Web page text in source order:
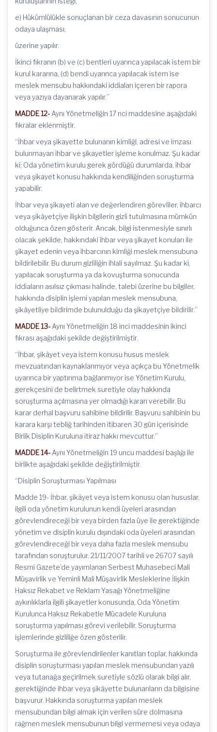
e) Hükümlülükle sonuçlanan bir ceza davasının sonucunun
odaya ulaşması,
üzerine yapılır.
İkinci fıkranın (b) ve (c) bentleri uyarınca yapılacak istem bir
kurul kararına, (d) bendi uyarınca yapılacak istem ise
meslek mensubu hakkındaki iddiaları içeren bir rapora
veya yazıya dayanarak yapılır.”
MADDE 12- Aynı Yönetmeliğin 17 nci maddesine aşağıdaki
fıkralar eklenmiştir.
“İhbar veya şikayette bulunanın kimliği, adresi ve imzası
bulunmayan ihbar ve şikayetler işleme konulmaz. Şu kadar
ki; Oda yönetim kurulu gerek gördüğü durumlarda, ihbar
veya şikayet konusu hakkında kendiliğinden soruşturma
yapabilir.
İhbar veya şikayeti alan ve değerlendiren görevliler, ihbarcı
veya şikâyetçiye ilişkin bilgilerin gizli tutulmasına mümkün
olduğunca özen gösterir. Ancak, bilgi istenmesiyle sınırlı
olacak şekilde, hakkındaki ihbar veya şikayet konuları ile
şikayet edenin veya ihbarcının kimliği meslek mensubuna
bildirilebilir. Bu durum gizliliğin ihlali sayılmaz. Şu kadar ki,
yapılacak soruşturma ya da kovuşturma sonucunda
iddiaların asılsız çıkması halinde, talebi üzerine bu bilgiler,
hakkında disiplin işlemi yapılan meslek mensubuna,
şikâyetliye bildirimde bulunulduğu da şikayetçiye bildirilir.”
MADDE 13- Aynı Yönetmeliğin 18 inci maddesinin ikinci
fıkrası aşağıdaki şekilde değiştirilmiştir.
“İhbar, şikâyet veya istem konusu husus meslek
mevzuatından kaynaklanmıyor veya açıkça bu Yönetmelik
uyarınca bir yaptırıma bağlanmıyor ise Yönetim Kurulu,
gerekçesini de belirtmek suretiyle olay hakkında
soruşturma açılmasına yer olmadığı kararı verebilir. Bu
karar derhal başvuru sahibine bildirilir. Başvuru sahibinin bu
karara karşı tebliğ tarihinden itibaren 30 gün içerisinde
Birlik Disiplin Kuruluna itiraz hakkı mevcuttur.”
MADDE 14- Aynı Yönetmeliğin 19 uncu maddesi başlığı ile
birlikte aşağıdaki şekilde değiştirilmiştir.
“Disiplin Soruşturması Yapılması
Madde 19- İhbar, şikâyet veya istem konusu olan hususlar,
ilgili oda yönetim kurulunun kendi üyeleri arasından
görevlendireceği bir veya birden fazla üye ile gerektiğinde
yönetim ve disiplin kurulu dışındaki oda üyeleri arasından
görevlendireceği bir veya daha fazla meslek mensubu
tarafından soruşturulur. 21/11/2007 tarihli ve 26707 sayılı
Resmî Gazete’de yayımlanan Serbest Muhasebeci Mali
Müşavirlik ve Yeminli Mali Müşavirlik Mesleklerine İlişkin
Haksız Rekabet ve Reklam Yasağı Yönetmeliğine
aykırılıklarla ilgili şikayetler konusunda, Oda Yönetim
Kurulunca Haksız Rekabetle Mücadele Kuruluna
soruşturma yapılması görevi verilebilir. Soruşturma
işlemlerinde gizliliğe özen gösterilir.
Soruşturma ile görevlendirilenler kanıtları toplar, hakkında
disiplin soruşturması yapılan meslek mensubundan yazılı
veya tutanağa geçirilmek suretiyle sözlü olarak bilgi alır,
gerektiğinde ihbar veya şikâyette bulunanların da bilgisine
başvurur. Hakkında soruşturma yapılan meslek
mensubundan bilgi almak için verilen süre dolmasına
rağmen meslek mensubunun bilgi vermemesi veya odaya